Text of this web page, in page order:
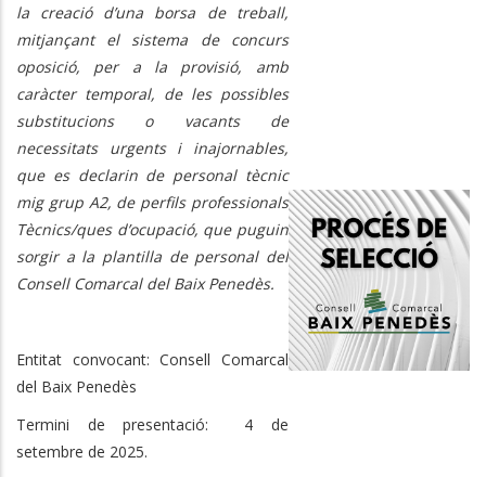
la creació d’una borsa de treball,
mitjançant el sistema de concurs
oposició, per a la provisió, amb
caràcter temporal, de les possibles
substitucions o vacants de
necessitats urgents i inajornables,
que es declarin de personal tècnic
mig grup A2, de perfils professionals
Tècnics/ques d’ocupació, que puguin
sorgir a la plantilla de personal del
Consell Comarcal del Baix Penedès.
Entitat convocant: Consell Comarcal
del Baix Penedès
Termini de presentació: 4 de
setembre de 2025.